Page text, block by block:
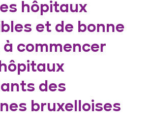
hôpitaux
et de bonne
commencer
des
bruxelloises